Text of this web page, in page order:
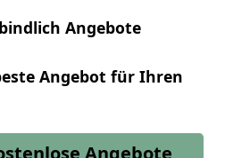
Angebote
Angebot für Ihren
Angebote